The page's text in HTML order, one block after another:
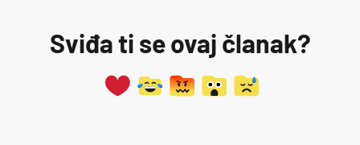
Sviđa ti se ovaj članak?